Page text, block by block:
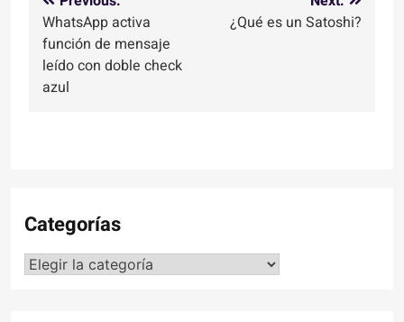
de
entradas
WhatsApp activa
función de mensaje
leído con doble check
azul
¿Qué es un Satoshi?
Categorías
Categorías